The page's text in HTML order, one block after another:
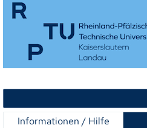
Informationen / Hilfe